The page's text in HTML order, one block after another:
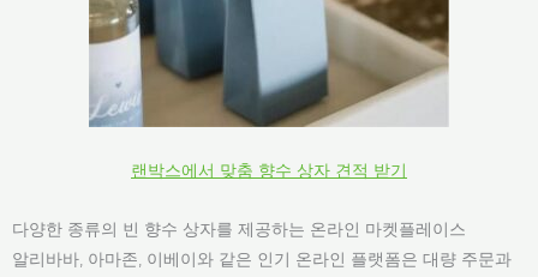
랜박스에서 맞춤 향수 상자 견적 받기
다양한 종류의 빈 향수 상자를 제공하는 온라인 마켓플레이스
알리바바, 아마존, 이베이와 같은 인기 온라인 플랫폼은 대량 주문과